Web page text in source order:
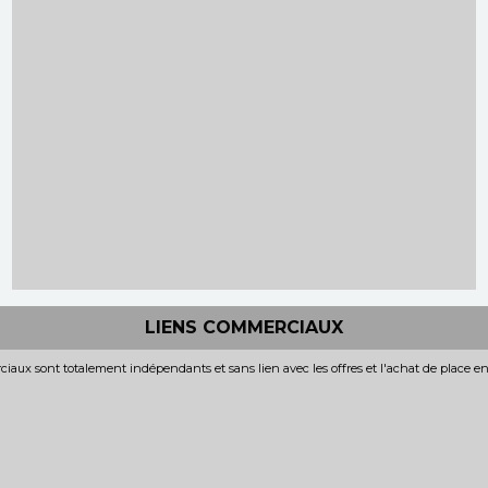
LIENS COMMERCIAUX
sont totalement indépendants et sans lien avec les offres et l'achat de place